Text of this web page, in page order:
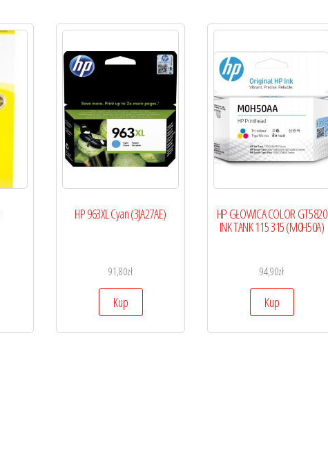
HP 963XL Cyan (3JA27AE)
91,80zł
Kup
HP GŁOWICA COLOR GT5820
INK TANK 115 315 (M0H50A)
94,90zł
Kup